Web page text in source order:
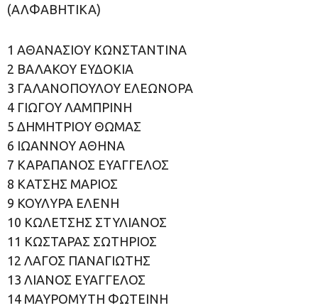
(ΑΛΦΑΒΗΤΙΚΑ)
1 ΑΘΑΝΑΣΙΟΥ ΚΩΝΣΤΑΝΤΙΝΑ
2 ΒΑΛΑΚΟΥ ΕΥΔΟΚΙΑ
3 ΓΑΛΑΝΟΠΟΥΛΟΥ ΕΛΕΩΝΟΡΑ
4 ΓΙΩΓΟΥ ΛΑΜΠΡΙΝΗ
5 ΔΗΜΗΤΡΙΟΥ ΘΩΜΑΣ
6 ΙΩΑΝΝΟΥ ΑΘΗΝΑ
7 ΚΑΡΑΠΑΝΟΣ ΕΥΑΓΓΕΛΟΣ
8 ΚΑΤΣΗΣ ΜΑΡΙΟΣ
9 ΚΟΥΛΥΡΑ ΕΛΕΝΗ
10 ΚΩΛΕΤΣΗΣ ΣΤΥΛΙΑΝΟΣ
11 ΚΩΣΤΑΡΑΣ ΣΩΤΗΡΙΟΣ
12 ΛΑΓΟΣ ΠΑΝΑΓΙΩΤΗΣ
13 ΛΙΑΝΟΣ ΕΥΑΓΓΕΛΟΣ
14 ΜΑΥΡΟΜΥΤΗ ΦΩΤΕΙΝΗ